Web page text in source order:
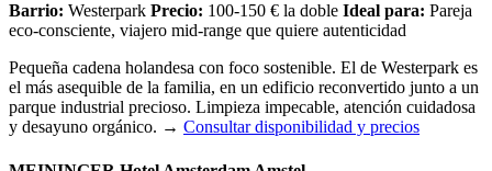
Barrio: Westerpark Precio: 100-150 € la doble Ideal para: Pareja
eco-consciente, viajero mid-range que quiere autenticidad
Pequeña cadena holandesa con foco sostenible. El de Westerpark es
el más asequible de la familia, en un edificio reconvertido junto a un
parque industrial precioso. Limpieza impecable, atención cuidadosa
y desayuno orgánico. → Consultar disponibilidad y precios